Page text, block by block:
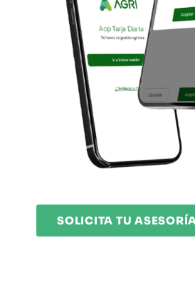
SOLICITA TU